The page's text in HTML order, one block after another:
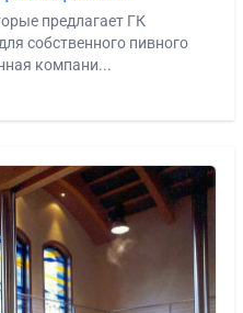
предлагает ГК
собственного пивного
компани...